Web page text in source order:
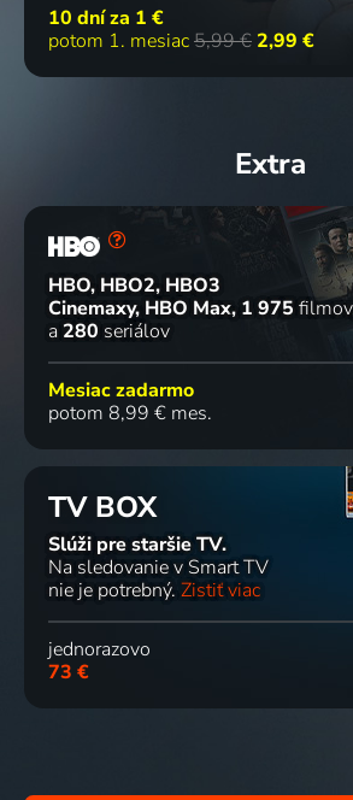
10 dní za 1 €
potom 1. mesiac5,99 € 2,99 €
Extra
HBO, HBO2, HBO3
Cinemaxy, HBO Max 1 975 filmov
a 280 seriálov
Mesiac zadarmo
potom 8,99 € mes.
TV BOX
Slúži pre staršie TV.
Na sledovanie v Smart TV
nie je potrebný. Zistiť viac
jednorazovo
73 €